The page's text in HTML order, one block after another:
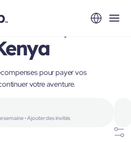
pour payer vos
votre aventure.
semaine • Ajouter des invités